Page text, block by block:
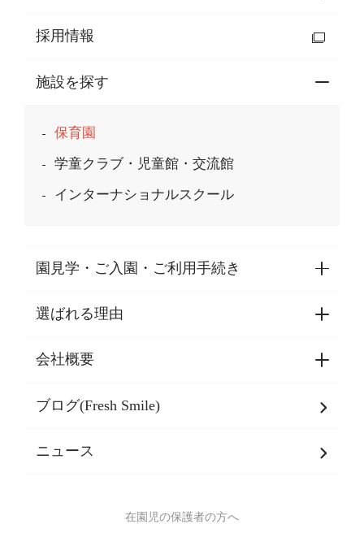
採用情報
施設を探す
保育園
学童クラブ・児童館・交流館
インターナショナルスクール
園見学・ご入園・ご利用手続き
園見学・ご入園・ご利用手続き
東京都認証保育所空き状況
選ばれる理由
選ばれる理由一覧
乳児期・幼児期・
バイリンガル保育園
会社概要
会社概要
SDGsについて
ブログ(Fresh Smile)
ニュース
在園児の保護者の方へ